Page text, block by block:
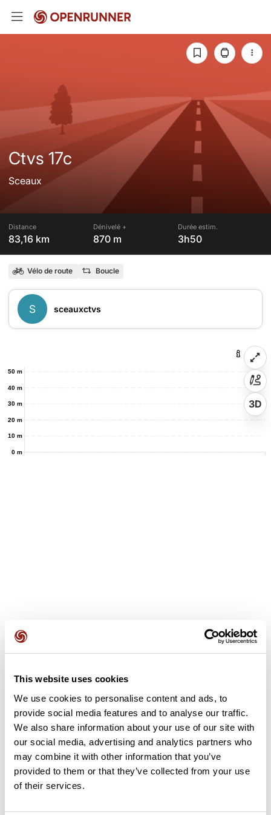
This website uses cookies
We use cookies to personalise content and ads, to
provide social media features and to analyse our traffic.
We also share information about your use of our site with
our social media, advertising and analytics partners who
may combine it with other information that you’ve
provided to them or that they’ve collected from your use
of their services.
Ctvs 17c
Sceaux
Distance
83,16 km
Dénivelé +
870 m
Durée estim.
3h50
Vélo de route Boucle
S sceauxctvs
0 m
10 m
20 m
30 m
40 m
50 m
3D
Ajouter un avis
Découvrez ce parcours de vélo de 83,2 km à proximité de